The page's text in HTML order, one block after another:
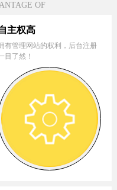
OF
主权高
有管理网站的权利，后台注册
目了然！